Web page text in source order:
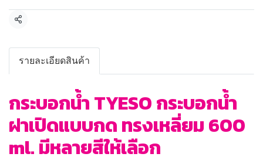
แชร์
รายละเอียดสินค้า
กระบอกน้ำ TYESO กระบอกน้ำ
ฝาเปิดแบบกด ทรงเหลี่ยม 600
ml. มีหลายสีให้เลือก